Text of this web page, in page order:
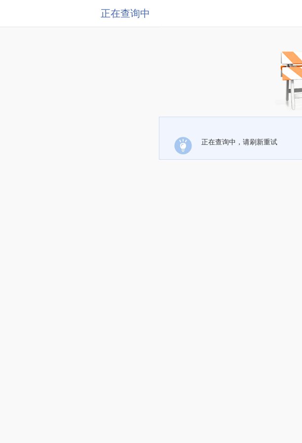
正在查询中
正在查询中，请刷新重试